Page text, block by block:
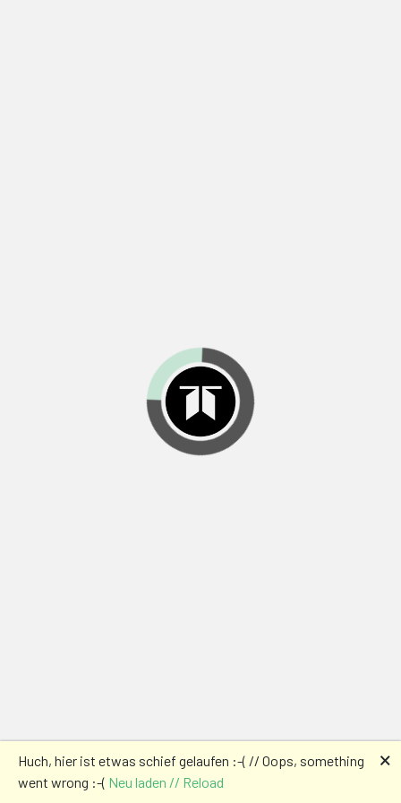
Huch, hier ist etwas schief gelaufen :-( // Oops, something
went wrong :-( Neu laden // Reload
🗙